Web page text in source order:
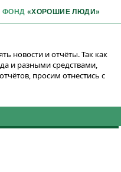
ФОНД «ХОРОШИЕ ЛЮДИ»
новости и отчёты. Так как
и разными средствами,
просим отнестись с